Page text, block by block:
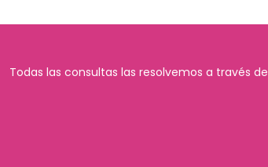
Todas las consultas las resolvemos a través de